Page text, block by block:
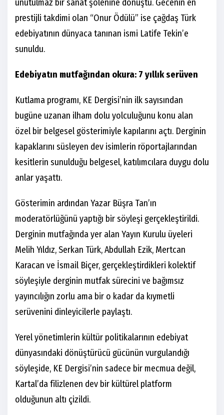
unutulmaz bir sanat şölenine dönüştü. Gecenin en
prestijli takdimi olan “Onur Ödülü” ise çağdaş Türk
edebiyatının dünyaca tanınan ismi Latife Tekin’e
sunuldu.
Edebiyatın mutfağından okura: 7 yıllık serüven
Kutlama programı, KE Dergisi’nin ilk sayısından
bugüne uzanan ilham dolu yolculuğunu konu alan
özel bir belgesel gösterimiyle kapılarını açtı. Derginin
kapaklarını süsleyen dev isimlerin röportajlarından
kesitlerin sunulduğu belgesel, katılımcılara duygu dolu
anlar yaşattı.
Gösterimin ardından Yazar Büşra Tan’ın
moderatörlüğünü yaptığı bir söyleşi gerçekleştirildi.
Derginin mutfağında yer alan Yayın Kurulu üyeleri
Melih Yıldız, Serkan Türk, Abdullah Ezik, Mertcan
Karacan ve İsmail Biçer, gerçekleştirdikleri kolektif
söyleşiyle derginin mutfak sürecini ve bağımsız
yayıncılığın zorlu ama bir o kadar da kıymetli
serüvenini dinleyicilerle paylaştı.
Yerel yönetimlerin kültür politikalarının edebiyat
dünyasındaki dönüştürücü gücünün vurgulandığı
söyleşide, KE Dergisi’nin sadece bir mecmua değil,
Kartal’da filizlenen dev bir kültürel platform
olduğunun altı çizildi.